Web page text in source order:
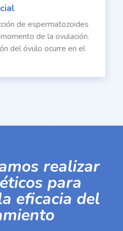
de espermatozoides
de la ovulación.
del óvulo ocurre en el
realizar
para
eficacia del